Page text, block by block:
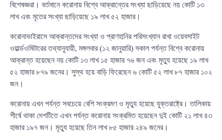
বিশেষজ্ঞরা। বর্তমানে করোনায় বিশ্বে আক্রান্তের সংখ্যা ছাড়িয়েছে নয় কোটি ১৩
লাখ এবং মৃতের সংখ্যা ছাড়িয়েছে ১৯ লাখ ৫২ হাজার।
করোনাভাইরাসে আক্রান্তদের সংখ্যা ও প্রাণহানির পরিসংখ্যান রাখা ওয়েবসাইট
ওয়ার্ল্ডওমিটারের তথ্যানুযায়ী, মঙ্গলবার (১২ জানুয়ারি) সকাল পর্যন্ত বিশ্বে করোনায়
আক্রান্ত হয়েছেন নয় কোটি ১৩ লাখ ১৫ হাজার ৭৬ জন এবং মৃত্যু হয়েছে ১৯ লাখ
৫২ হাজার ৮৭৯ জনের। সুস্থ হয়ে বাড়ি ফিরেছেন ৬ কোটি ৫২ লাখ ৮৭ হাজার ১০২
জন।
করোনায় এখন পর্যন্ত সবচেয়ে বেশি সংক্রমণ ও মৃত্যু হয়েছে যুক্তরাষ্ট্রে। তালিকায়
শীর্ষে থাকা দেশটিতে এখন পর্যন্ত করোনায় সংক্রমিত হয়েছেন দুই কোটি ২১ লাখ ৪৩
হাজার ১৯৭ জন। মৃত্যু হয়েছে তিন লাখ ৮৫ হাজার ২৪৯ জনের।